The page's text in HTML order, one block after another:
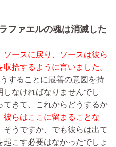
ファエルの魂は消滅した
ソースに戻り、ソースは彼ら
拾するように言いました。
することに最善の意図を持
しなければなりませんでし
てきて、これからどうするか
彼らはここに留まることな
そうですか、でも彼らは出て
こす必要はなかったでしょ